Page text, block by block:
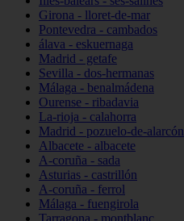
Girona - lloret-de-mar
Pontevedra - cambados
álava - eskuernaga
Madrid - getafe
Sevilla - dos-hermanas
Málaga - benalmádena
Ourense - ribadavia
La-rioja - calahorra
Madrid - pozuelo-de-alarcón
Albacete - albacete
A-coruña - sada
Asturias - castrillón
A-coruña - ferrol
Málaga - fuengirola
Tarragona - montblanc